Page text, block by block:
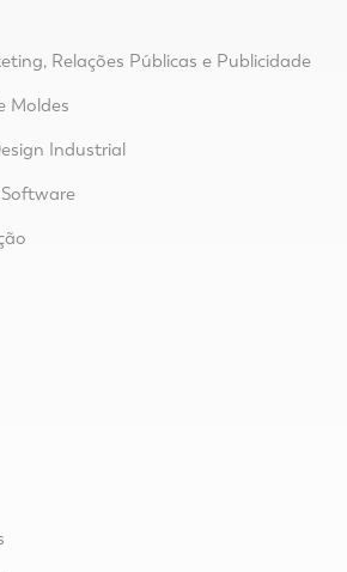
Relações Públicas e Publicidade
Moldes
Industrial